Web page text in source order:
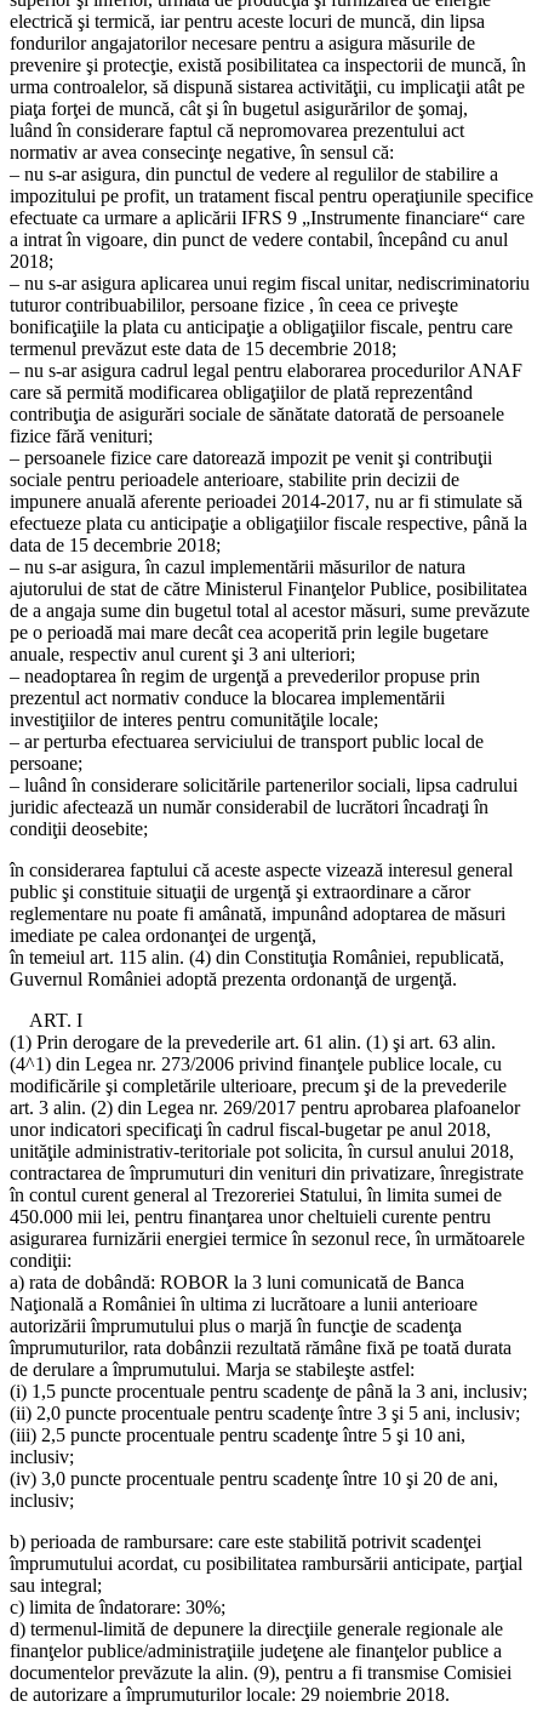
electrică şi termică, iar pentru aceste locuri de muncă, din lipsa
fondurilor angajatorilor necesare pentru a asigura măsurile de
prevenire şi protecţie, există posibilitatea ca inspectorii de muncă, în
urma controalelor, să dispună sistarea activităţii, cu implicaţii atât pe
piaţa forţei de muncă, cât şi în bugetul asigurărilor de şomaj,
luând în considerare faptul că nepromovarea prezentului act
normativ ar avea consecinţe negative, în sensul că:
– nu s-ar asigura, din punctul de vedere al regulilor de stabilire a
impozitului pe profit, un tratament fiscal pentru operaţiunile specifice
efectuate ca urmare a aplicării IFRS 9 „Instrumente financiare“ care
a intrat în vigoare, din punct de vedere contabil, începând cu anul
2018;
– nu s-ar asigura aplicarea unui regim fiscal unitar, nediscriminatoriu
tuturor contribuabililor, persoane fizice , în ceea ce priveşte
bonificaţiile la plata cu anticipaţie a obligaţiilor fiscale, pentru care
termenul prevăzut este data de 15 decembrie 2018;
– nu s-ar asigura cadrul legal pentru elaborarea procedurilor ANAF
care să permită modificarea obligaţiilor de plată reprezentând
contribuţia de asigurări sociale de sănătate datorată de persoanele
fizice fără venituri;
– persoanele fizice care datorează impozit pe venit şi contribuţii
sociale pentru perioadele anterioare, stabilite prin decizii de
impunere anuală aferente perioadei 2014-2017, nu ar fi stimulate să
efectueze plata cu anticipaţie a obligaţiilor fiscale respective, până la
data de 15 decembrie 2018;
– nu s-ar asigura, în cazul implementării măsurilor de natura
ajutorului de stat de către Ministerul Finanţelor Publice, posibilitatea
de a angaja sume din bugetul total al acestor măsuri, sume prevăzute
pe o perioadă mai mare decât cea acoperită prin legile bugetare
anuale, respectiv anul curent şi 3 ani ulteriori;
– neadoptarea în regim de urgenţă a prevederilor propuse prin
prezentul act normativ conduce la blocarea implementării
investiţiilor de interes pentru comunităţile locale;
– ar perturba efectuarea serviciului de transport public local de
persoane;
– luând în considerare solicitările partenerilor sociali, lipsa cadrului
juridic afectează un număr considerabil de lucrători încadraţi în
condiţii deosebite;
în considerarea faptului că aceste aspecte vizează interesul general
public şi constituie situaţii de urgenţă şi extraordinare a căror
reglementare nu poate fi amânată, impunând adoptarea de măsuri
imediate pe calea ordonanţei de urgenţă,
în temeiul art. 115 alin. (4) din Constituţia României, republicată,
Guvernul României adoptă prezenta ordonanţă de urgenţă.
ART. I
(1) Prin derogare de la prevederile art. 61 alin. (1) şi art. 63 alin.
(4^1) din Legea nr. 273/2006 privind finanţele publice locale, cu
modificările şi completările ulterioare, precum şi de la prevederile
art. 3 alin. (2) din Legea nr. 269/2017 pentru aprobarea plafoanelor
unor indicatori specificaţi în cadrul fiscal-bugetar pe anul 2018,
unităţile administrativ-teritoriale pot solicita, în cursul anului 2018,
contractarea de împrumuturi din venituri din privatizare, înregistrate
în contul curent general al Trezoreriei Statului, în limita sumei de
450.000 mii lei, pentru finanţarea unor cheltuieli curente pentru
asigurarea furnizării energiei termice în sezonul rece, în următoarele
condiţii:
a) rata de dobândă: ROBOR la 3 luni comunicată de Banca
Naţională a României în ultima zi lucrătoare a lunii anterioare
autorizării împrumutului plus o marjă în funcţie de scadenţa
împrumuturilor, rata dobânzii rezultată rămâne fixă pe toată durata
de derulare a împrumutului. Marja se stabileşte astfel:
(i) 1,5 puncte procentuale pentru scadenţe de până la 3 ani, inclusiv;
(ii) 2,0 puncte procentuale pentru scadenţe între 3 şi 5 ani, inclusiv;
(iii) 2,5 puncte procentuale pentru scadenţe între 5 şi 10 ani,
inclusiv;
(iv) 3,0 puncte procentuale pentru scadenţe între 10 şi 20 de ani,
inclusiv;
b) perioada de rambursare: care este stabilită potrivit scadenţei
împrumutului acordat, cu posibilitatea rambursării anticipate, parţial
sau integral;
c) limita de îndatorare: 30%;
d) termenul-limită de depunere la direcţiile generale regionale ale
finanţelor publice/administraţiile judeţene ale finanţelor publice a
documentelor prevăzute la alin. (9), pentru a fi transmise Comisiei
de autorizare a împrumuturilor locale: 29 noiembrie 2018.